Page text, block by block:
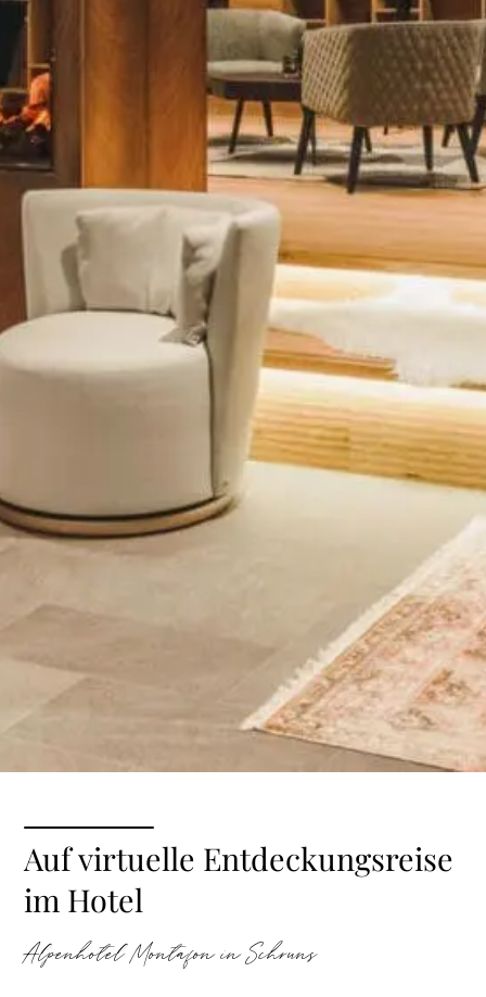
Auf virtuelle Entdeckungsreise
im Hotel
Alpenhotel Montafon in Schruns